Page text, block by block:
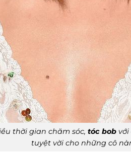
thời gian chăm sóc, tóc bob
tuyệt vời cho những cô